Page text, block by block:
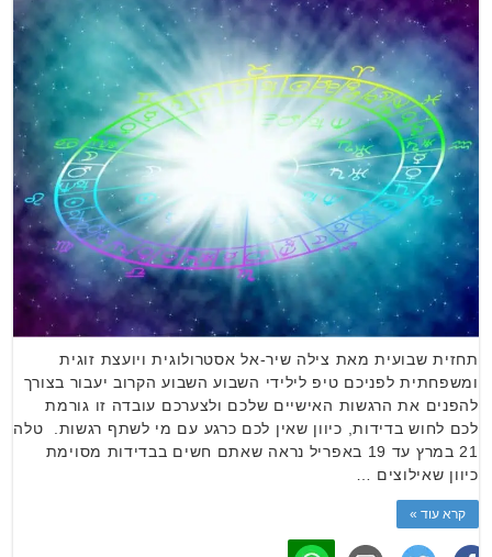
תחזית שבועית מאת צילה שיר-אל אסטרולוגית ויועצת זוגית
ומשפחתית לפניכם טיפ לילידי השבוע השבוע הקרוב יעבור בצורך
להפנים את הרגשות האישיים שלכם ולצערכם עובדה זו גורמת
לכם לחוש בדידות, כיוון שאין לכם כרגע עם מי לשתף רגשות. טלה
21 במרץ עד 19 באפריל נראה שאתם חשים בבדידות מסוימת
כיוון שאילוצים …
קרא עוד »